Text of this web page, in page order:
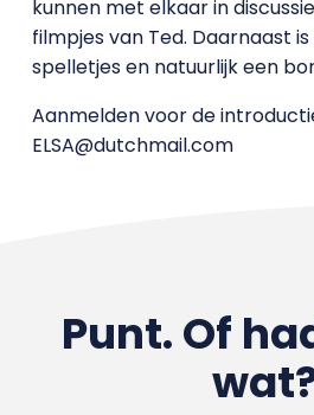
kunnen met elkaar in
filmpjes van Ted. Daarnaast
spelletjes en natuurlijk een
Aanmelden voor de
ELSA@dutchmail.com
Punt. Of